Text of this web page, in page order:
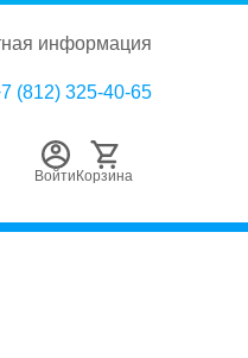
информация
(812) 325-40-65
номер (Артикул),
Войти Корзина